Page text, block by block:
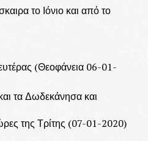
το Ιόνιο και από το
(Θεοφάνεια 06-01-
τα Δωδεκάνησα και
της Τρίτης (07-01-2020)